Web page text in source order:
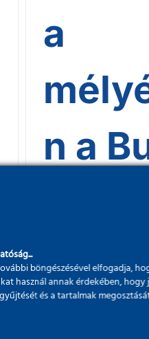
a
n a
böngészésével elfogadja,
használ annak érdekében,
és a tartalmak